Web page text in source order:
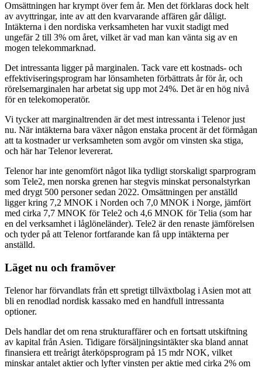
Omsättningen har krympt över fem år. Men det förklaras dock helt
av avyttringar, inte av att den kvarvarande affären går dåligt.
Intäkterna i den nordiska verksamheten har vuxit stadigt med
ungefär 2 till 3% om året, vilket är vad man kan vänta sig av en
mogen telekommarknad.
Det intressanta ligger på marginalen. Tack vare ett kostnads- och
effektiviseringsprogram har lönsamheten förbättrats år för år, och
rörelsemarginalen har arbetat sig upp mot 24%. Det är en hög nivå
för en telekomoperatör.
Vi tycker att marginaltrenden är det mest intressanta i Telenor just
nu. När intäkterna bara växer någon enstaka procent är det förmågan
att ta kostnader ur verksamheten som avgör om vinsten ska stiga,
och här har Telenor levererat.
Telenor har inte genomfört något lika tydligt storskaligt sparprogram
som Tele2, men norska grenen har stegvis minskat personalstyrkan
med drygt 500 personer sedan 2022. Omsättningen per anställd
ligger kring 7,2 MNOK i Norden och 7,0 MNOK i Norge, jämfört
med cirka 7,7 MNOK för Tele2 och 4,6 MNOK för Telia (som har
en del verksamhet i låglöneländer). Tele2 är den renaste jämförelsen
och tyder på att Telenor fortfarande kan få upp intäkterna per
anställd.
Läget nu och framöver
Telenor har förvandlats från ett spretigt tillväxtbolag i Asien mot att
bli en renodlad nordisk kassako med en handfull intressanta
optioner.
Dels handlar det om rena strukturaffärer och en fortsatt utskiftning
av kapital från Asien. Tidigare försäljningsintäkter ska bland annat
finansiera ett treårigt återköpsprogram på 15 mdr NOK, vilket
minskar antalet aktier och lyfter vinsten per aktie med cirka 2% om